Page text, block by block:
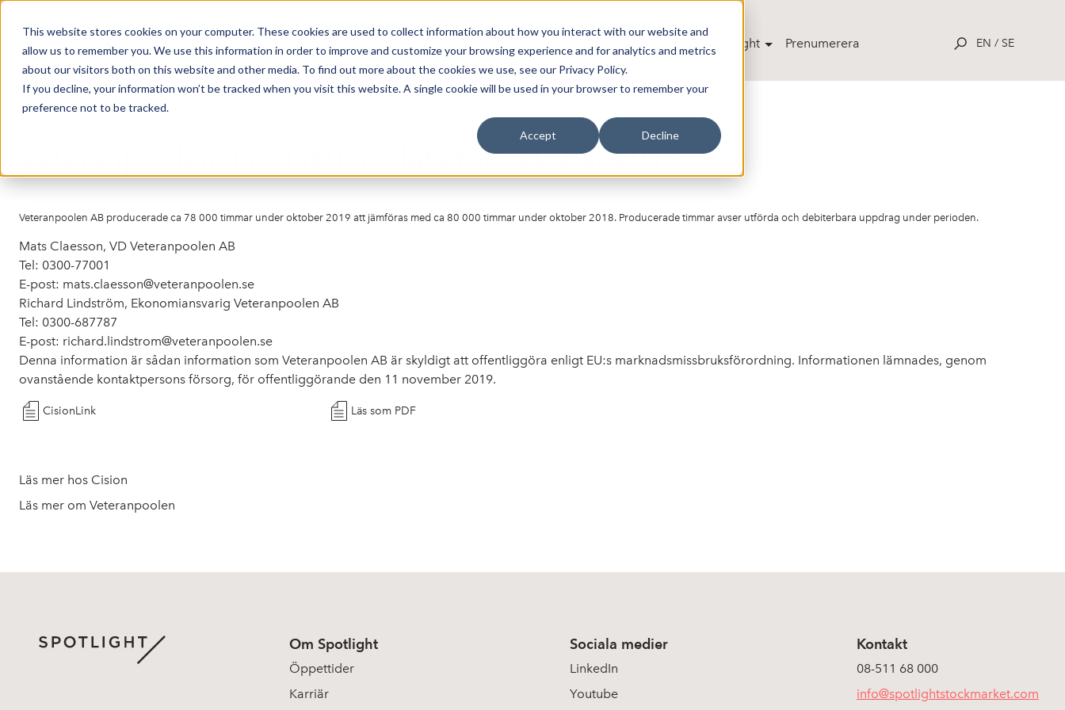
This website stores cookies on your computer. These cookies are used to collect information about how you interact with our website and
allow us to remember you. We use this information in order to improve and customize your browsing experience and for analytics and metrics
about our visitors both on this website and other media. To find out more about the cookies we use, see our Privacy Policy.
If you decline, your information won’t be tracked when you visit this website. A single cookie will be used in your browser to remember your
preference not to be tracked.
Accept Decline
Om Spotlight Prenumerera EN / SE
Press release from Companies
Veteranpoolen: Produktionsdata för oktober 2019
Veteranpoolen AB producerade ca 78 000 timmar under oktober 2019 att jämföras med ca 80 000 timmar under oktober 2018. Producerade timmar avser utförda och debiterbara uppdrag under perioden.
Mats Claesson, VD Veteranpoolen AB
Tel: 0300-77001
E-post: mats.claesson@veteranpoolen.se
Richard Lindström, Ekonomiansvarig Veteranpoolen AB
Tel: 0300-687787
E-post: richard.lindstrom@veteranpoolen.se
Denna information är sådan information som Veteranpoolen AB är skyldigt att offentliggöra enligt EU:s marknadsmissbruksförordning. Informationen lämnades, genom
ovanstående kontaktpersons försorg, för offentliggörande den 11 november 2019.
CisionLink Läs som PDF
Läs mer hos Cision
Läs mer om Veteranpoolen
Om Spotlight
Öppettider
Karriär
Sociala medier
LinkedIn
Youtube
Kontakt
08-511 68 000
info@spotlightstockmarket.com